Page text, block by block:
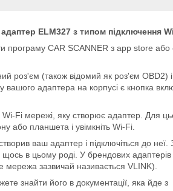
ELM327 з типом підключення
програму CAR SCANNER з app store або
роз'єм (також відомий як роз'єм OBD2)
вашого адаптера на корпусі є кнопка
Fi мережі, яку створює адаптер. Для
або планшета і увімкніть Wi-Fi.
ваш адаптер і підключіться до неї.
в цьому роді. У брендових адаптерів
зазвичай називається VLINK).
знайти його в документації, яка йде з